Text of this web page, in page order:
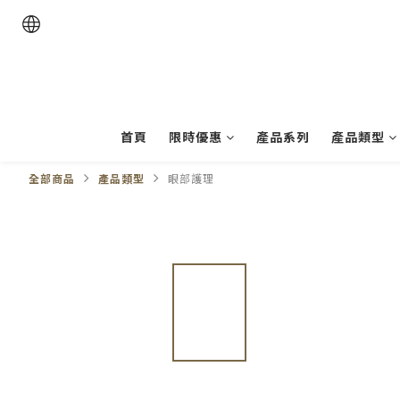
首頁 限時優惠 產品系列 產品類型
全部商品 產品類型 眼部護理